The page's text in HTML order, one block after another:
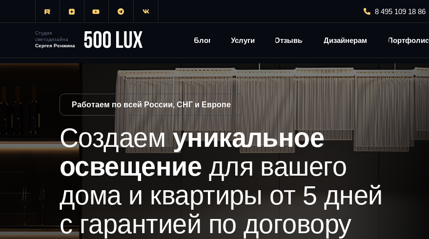
Студия
светодизайна
Сергея Ренжина
Блог Услуги Отзывы Портфолио
Дизайнерам
8 495 109 18 86
Создаем уникальное
освещение для вашего
дома и квартиры от 5 дней
с гарантией по договору
Работаем по всей России, СНГ и Европе